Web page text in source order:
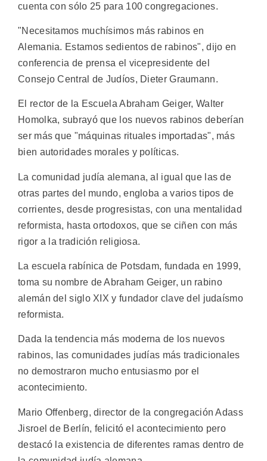
cuenta con sólo 25 para 100 congregaciones.
"Necesitamos muchísimos más rabinos en
Alemania. Estamos sedientos de rabinos", dijo en
conferencia de prensa el vicepresidente del
Consejo Central de Judíos, Dieter Graumann.
El rector de la Escuela Abraham Geiger, Walter
Homolka, subrayó que los nuevos rabinos deberían
ser más que "máquinas rituales importadas", más
bien autoridades morales y políticas.
La comunidad judía alemana, al igual que las de
otras partes del mundo, engloba a varios tipos de
corrientes, desde progresistas, con una mentalidad
reformista, hasta ortodoxos, que se ciñen con más
rigor a la tradición religiosa.
La escuela rabínica de Potsdam, fundada en 1999,
toma su nombre de Abraham Geiger, un rabino
alemán del siglo XIX y fundador clave del judaísmo
reformista.
Dada la tendencia más moderna de los nuevos
rabinos, las comunidades judías más tradicionales
no demostraron mucho entusiasmo por el
acontecimiento.
Mario Offenberg, director de la congregación Adass
Jisroel de Berlín, felicitó el acontecimiento pero
destacó la existencia de diferentes ramas dentro de